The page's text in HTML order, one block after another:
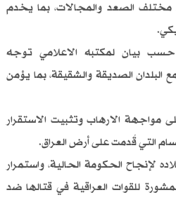
الصعد والمجالات، بما يخدم
بيان لمكتبه الاعلامي توجه
البلدان الصديقة والشقيقة، بما يؤمن
مواجهة الارهاب وتثبيت الاستقرار
التي قُدمت على أرض العراق.
لإنجاح الحكومة الحالية، واستمرار
للقوات العراقية في قتالها ضد